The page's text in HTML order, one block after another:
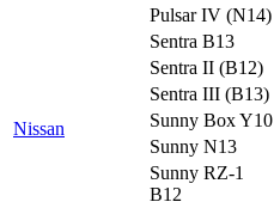
Nissan
Pulsar IV (N14)
Sentra B13
Sentra II (B12)
Sentra III (B13)
Sunny Box Y10
Sunny N13
Sunny RZ-1
B12